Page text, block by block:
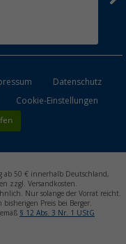
Datenschutz
Cookie-Einstellungen
ab 50 € innerhalb Deutschland,
zzgl. Versandkosten.
Nur solange der Vorrat reicht.
Preis bei Berger.
§ 12 Abs. 3 Nr. 1 UStG